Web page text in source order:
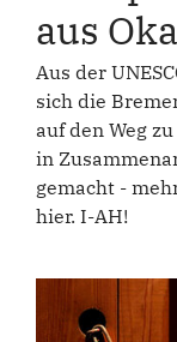
aus
Aus der
sich die
auf den Weg
in
gemacht -
hier. I-AH!